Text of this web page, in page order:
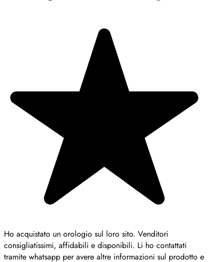
Ho acquistato un orologio sul loro sito. Venditori
consigliatissimi, affidabili e disponibili. Li ho contattati
tramite whatsapp per avere altre informazioni sul prodotto e